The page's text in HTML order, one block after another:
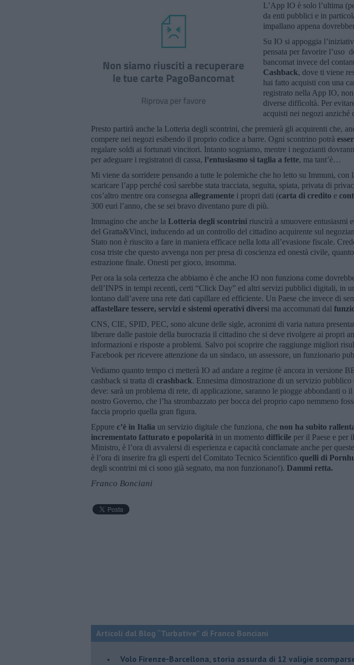
L’App IO è solo l’ultima
da enti pubblici e in
impallano appena
Su IO si appoggia
pensata per favorire l’uso
bancomat invece del
Cashback, dove ti viene
hai fatto acquisti con una
registrato nella App IO,
diverse difficoltà. Per
acquisti nei negozi anziché
Presto partirà anche la Lotteria degli scontrini, che premierà gli acquirenti che,
compere nei negozi esibendo il proprio codice a barre. Ogni scontrino potrà
regalare soldi ai fortunati vincitori. Intanto sogniamo, mentre i negozianti
per adeguare i registratori di cassa, l’entusiasmo si taglia a fette, ma tant’è…
Mi viene da sorridere pensando a tutte le polemiche che ho letto su Immuni, con
scaricare l’app perché così sarebbe stata tracciata, seguita, spiata, privata di
cos’altro mentre ora consegna allegramente i propri dati (carta di credito e
300 euri l’anno, che se sei bravo diventano pure di più.
Immagino che anche la Lotteria degli scontrini riuscirà a smuovere entusiasmi
del Gratta&Vinci, inducendo ad un controllo del cittadino acquirente sul
Stato non è riuscito a fare in maniera efficace nella lotta all’evasione fiscale.
cosa triste che questo avvenga non per presa di coscienza ed onestà civile,
estrazione finale. Onesti per gioco, insomma.
Per ora la sola certezza che abbiamo è che anche IO non funziona come
dell’INPS in tempi recenti, certi “Click Day” ed altri servizi pubblici digitali, in
lontano dall’avere una rete dati capillare ed efficiente. Un Paese che invece di
affastellare tessere, servizi e sistemi operativi diversi ma accomunati dal
CNS, CIE, SPID, PEC, sono alcune delle sigle, acronimi di varia natura
liberare dalle pastoie della burocrazia il cittadino che si deve rivolgere ai propri
informazioni e risposte a problemi. Salvo poi scoprire che raggiunge migliori
Facebook per ricevere attenzione da un sindaco, un assessore, un funzionario
Vediamo quanto tempo ci metterà IO ad andare a regime (è ancora in versione
cashback si tratta di crashback. Ennesima dimostrazione di un servizio
deve: sarà un problema di rete, di applicazione, saranno le piogge abbondanti o
nostro Governo, che l’ha strombazzato per bocca del proprio capo nemmeno
faccia proprio quella gran figura.
Eppure c’è in Italia un servizio digitale che funziona, che non ha subito
incrementato fatturato e popolarità in un momento difficile per il Paese e per
Ministro, è l’ora di avvalersi di esperienza e capacità conclamate anche per
è l’ora di inserire fra gli esperti del Comitato Tecnico Scientifico quelli di
degli scontrini mi ci sono già segnato, ma non funzionano!). Dammi retta.
Franco Bonciani
Articoli dal Blog “Turbative” di Franco Bonciani
Volo Firenze-Barcellona, storia assurda di 12 valigie